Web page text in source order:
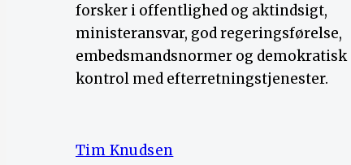
forsker i offentlighed og aktindsigt,
ministeransvar, god regeringsførelse,
embedsmandsnormer og demokratisk
kontrol med efterretningstjenester.
Tim Knudsen